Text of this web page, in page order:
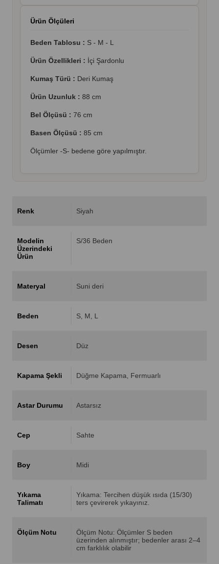
Ürün Ölçüleri
Beden Tablosu : S - M - L
Ürün Özellikleri : İçi Şardonlu
Kumaş Türü : Deri Kumaş
Ürün Uzunluk : 88 cm
Bel Ölçüsü : 76 cm
Basen Ölçüsü : 85 cm
Ölçümler -S- bedene göre yapılmıştır.
Renk Siyah
Modelin
Üzerindeki
Ürün
S/36 Beden
Materyal Suni deri
Beden S M L
Desen Düz
Kapama Şekli Düğme Kapama Fermuarlı
Astar Durumu Astarsız
Cep Sahte
Boy Midi
Yıkama
Talimatı
Yıkama: Tercihen düşük ısıda (15/30)
ters çevirerek yıkayınız.
Ölçüm Notu
Ölçüm Notu: Ölçümler S beden
üzerinden alınmıştır; bedenler arası 2–4
cm farklılık olabilir